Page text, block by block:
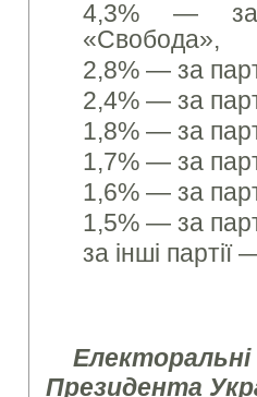
4,3% — за
«Свобода»,
2,8% — за
2,4% — за
1,8% — за
1,7% — за
1,6% — за
1,5% — за
за інші
Президента